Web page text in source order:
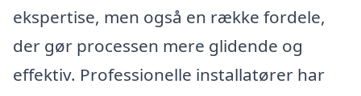
ekspertise, men også en række fordele,
der gør processen mere glidende og
effektiv. Professionelle installatører har